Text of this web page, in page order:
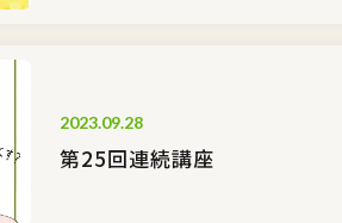
2023.09.28
第25回連続講座